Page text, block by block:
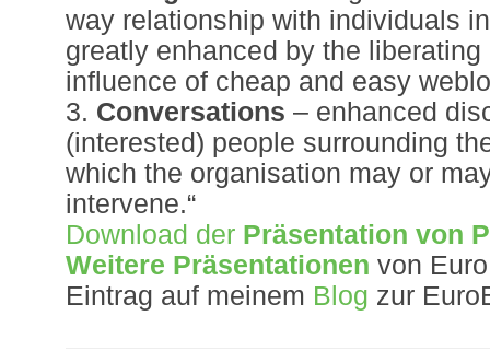
way relationship with individuals
greatly enhanced by the
influence of cheap and easy
3. Conversations – enhanced
(interested) people surrounding
which the organisation may or
intervene.“
Download der Präsentation von
Weitere Präsentationen von
Eintrag auf meinem Blog zur